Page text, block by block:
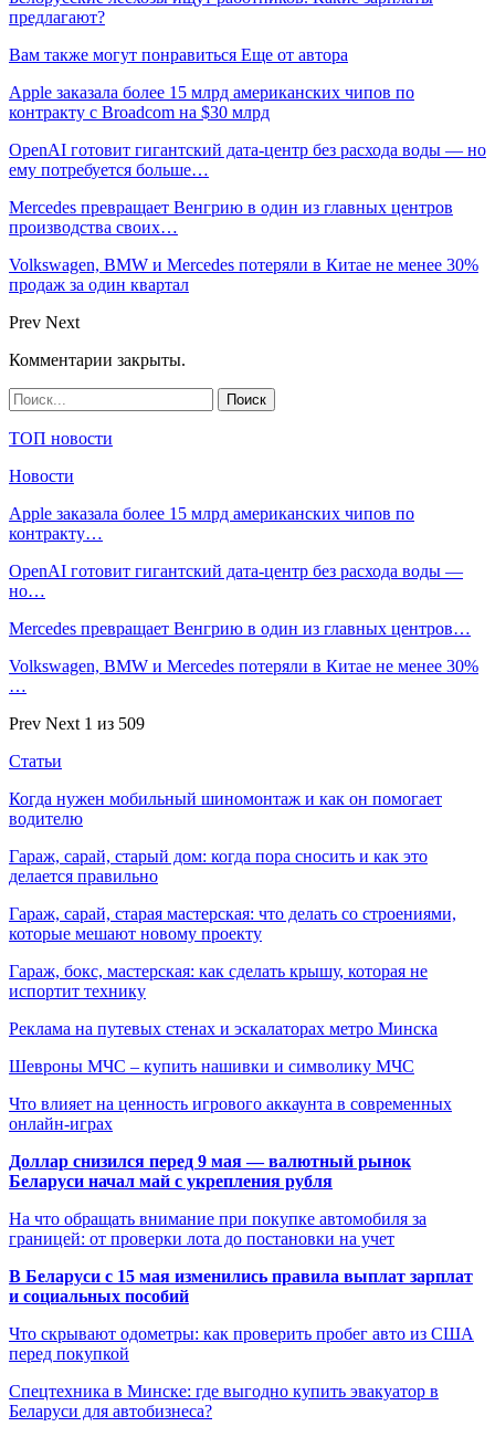
предлагают?
Вам также могут понравиться Еще от автора
Apple заказала более 15 млрд американских чипов по
контракту с Broadcom на $30 млрд
OpenAI готовит гигантский дата-центр без расхода воды — но
ему потребуется больше…
Mercedes превращает Венгрию в один из главных центров
производства своих…
Volkswagen, BMW и Mercedes потеряли в Китае не менее 30%
продаж за один квартал
Prev Next
Комментарии закрыты.
ТОП новости
Новости
Apple заказала более 15 млрд американских чипов по
контракту…
OpenAI готовит гигантский дата-центр без расхода воды —
но…
Mercedes превращает Венгрию в один из главных центров…
Volkswagen, BMW и Mercedes потеряли в Китае не менее 30%
…
Prev Next 1 из 509
Статьи
Когда нужен мобильный шиномонтаж и как он помогает
водителю
Гараж, сарай, старый дом: когда пора сносить и как это
делается правильно
Гараж, сарай, старая мастерская: что делать со строениями,
которые мешают новому проекту
Гараж, бокс, мастерская: как сделать крышу, которая не
испортит технику
Реклама на путевых стенах и эскалаторах метро Минска
Шевроны МЧС – купить нашивки и символику МЧС
Что влияет на ценность игрового аккаунта в современных
онлайн-играх
Доллар снизился перед 9 мая — валютный рынок
Беларуси начал май с укрепления рубля
На что обращать внимание при покупке автомобиля за
границей: от проверки лота до постановки на учет
В Беларуси с 15 мая изменились правила выплат зарплат
и социальных пособий
Что скрывают одометры: как проверить пробег авто из США
перед покупкой
Спецтехника в Минске: где выгодно купить эвакуатор в
Беларуси для автобизнеса?